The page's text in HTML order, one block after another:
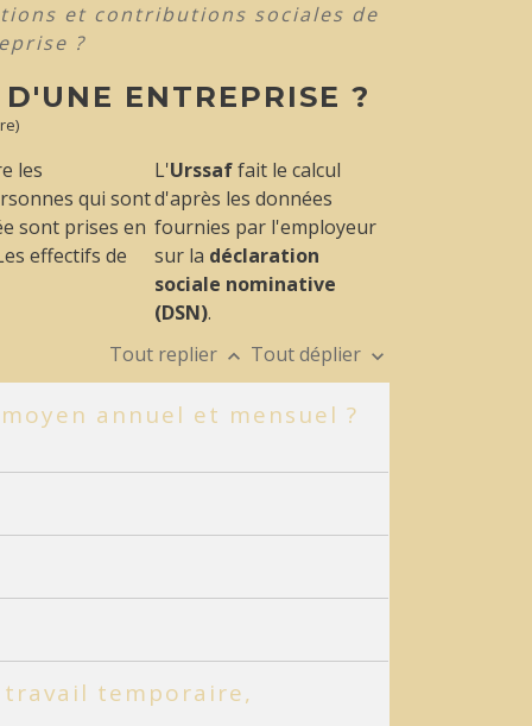
et contributions sociales de
?
ENTREPRISE ?
les
qui sont
sont prises en
effectifs de
L'Urssaffait le calcul
d'après les données
fournies par l'employeur
sur la déclaration
sociale nominative
(DSN).
Tout replier keyboard_arrow_up Tout déplier keyboard_arrow_down
annuel et mensuel ?
travail temporaire,